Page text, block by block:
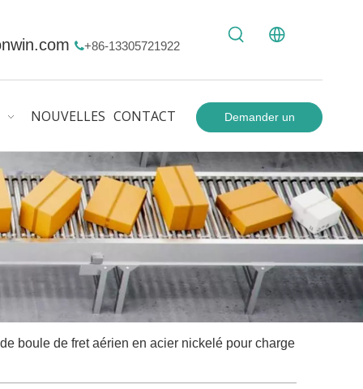
+86-13305721922
NOUVELLES CONTACT Demander un
boule de fret aérien en acier nickelé pour charge